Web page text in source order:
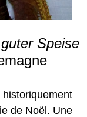
Speise
de Noël. Une